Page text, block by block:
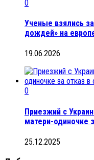
0
Ученые взялись
дождей» на
19.06.2026
0
Приезжий с
матери-одиночке
25.12.2025